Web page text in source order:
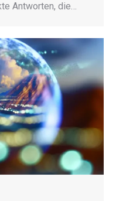
Antworten, die…